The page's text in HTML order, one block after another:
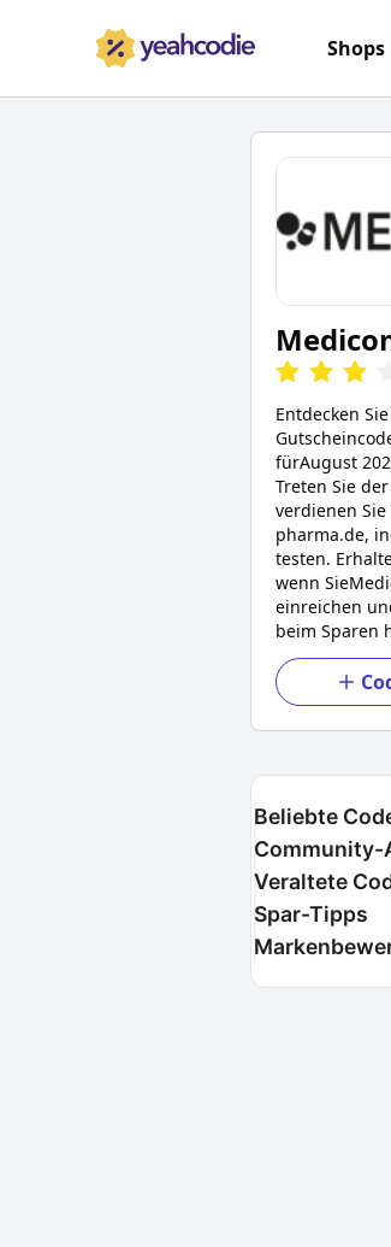
Shops
Entdecken
fürAugust
Treten Sie
verdienen Sie
pharma.de,
testen.
wenn Sie
einreichen
beim Sparen
Beliebte
Veraltete
Spar-Tipps